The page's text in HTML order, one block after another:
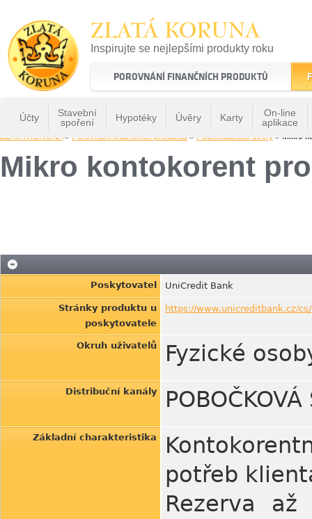
ZLATÁ KORUNA
Inspirujte se nejlepšími produkty roku
22 let tradice a kvality na finančním trhu
POROVNÁNÍ FINANČNÍCH PRODUKTŮ
Účty
Stavební
spoření
Hypotéky Úvěry Karty
On-line
aplikace
ZLATÁ KORUNA» Porovnání finančních produktů » Podnikatelské úvěry » Mikro
Mikro kontokorent
Poskytovatel UniCredit Bank
Stránky produktu u
poskytovatele
https://www.unicreditbank.cz/
Okruh uživatelů Fyzické
Distribuční kanály
Základní charakteristika
potřeb
Rezerva